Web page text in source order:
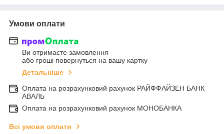
Умови оплати
Ви отримаєте замовлення
або гроші повернуться на вашу картку
Детальніше
Оплата на розрахунковий рахунок РАЙФФАЙЗЕН БАНК
АВАЛЬ
Оплата на розрахунковий рахунок МОНОБАНКА
Всі умови оплати